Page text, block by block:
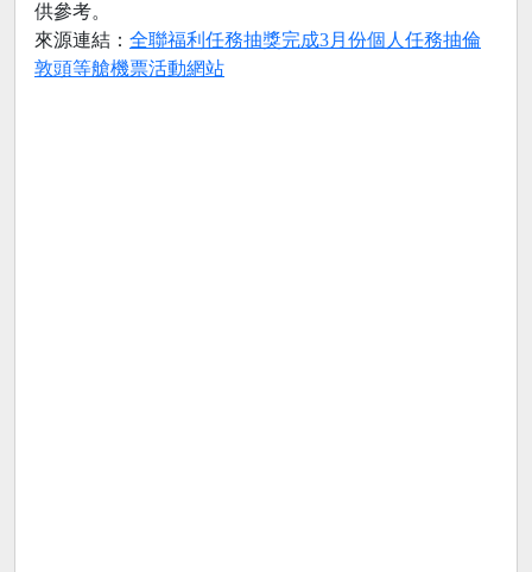
供參考。
來源連結： 全聯福利任務抽獎完成3月份個人任務抽倫
敦頭等艙機票活動網站